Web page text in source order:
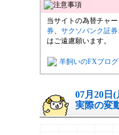
当サイトの為替チャー
券、 サクソバンク証券
はご遠慮願います。
羊飼いのFXブログ
07月20日
実際の変